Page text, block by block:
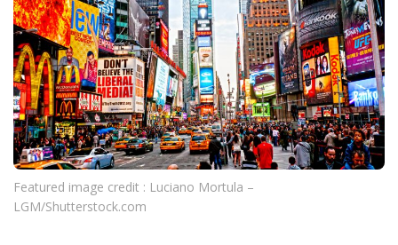
Featured image credit : Luciano Mortula –
LGM/Shutterstock.com